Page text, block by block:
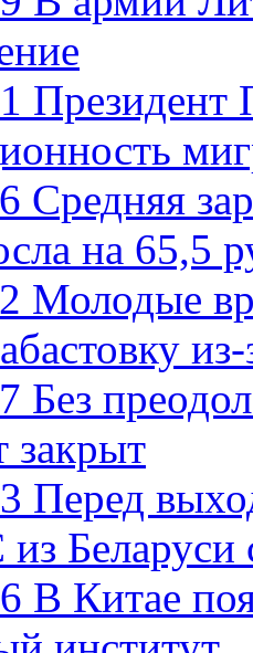
Президент
Средняя
на 65,5
Молодые
Без
закрыт
Перед
Беларуси
В Китае